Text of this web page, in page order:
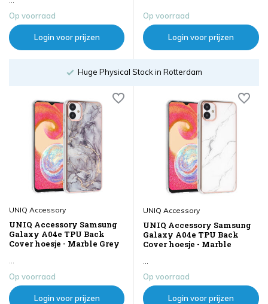
Op voorraad
Login voor prijzen
Op voorraad
Login voor prijzen
Order until 18:00
UNIQ Accessory
UNIQ Accessory Samsung
Galaxy A04e TPU Back
Cover hoesje - Marble Grey
...
Op voorraad
Login voor prijzen
UNIQ Accessory
UNIQ Accessory Samsung
Galaxy A04e TPU Back
Cover hoesje - Marble
...
Op voorraad
Login voor prijzen